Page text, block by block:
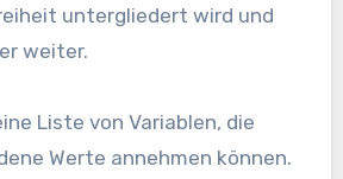
untergliedert wird und
weiter.
Liste von Variablen, die
Werte annehmen können.